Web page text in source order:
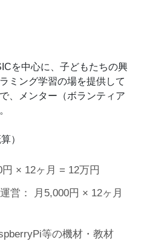
を中心に、子どもたちの興
ミング学習の場を提供して
で、メンター（ボランティア
）
× 12ヶ月 = 12万円
営： 月5,000円 × 12ヶ月
等の機材・教材